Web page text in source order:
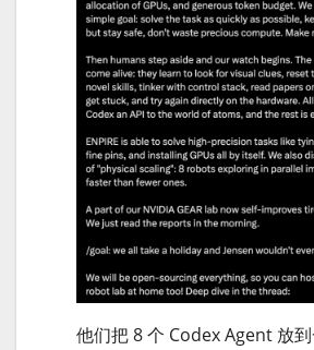
他们把 8 个 Codex Agent 放